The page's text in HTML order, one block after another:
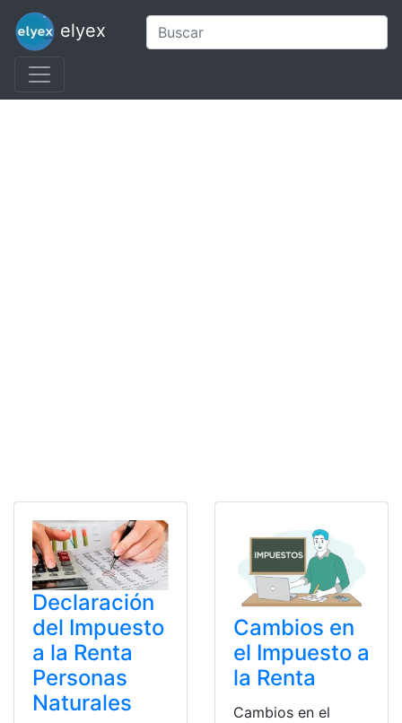
elyex
Declaración
del Impuesto
a la Renta
Personas
Naturales
Cambios en
el Impuesto a
la Renta
Cambios en el